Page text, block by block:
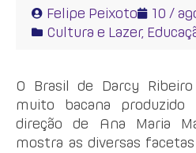
Felipe Peixoto
10 /
Cultura e Lazer,
O Brasil de Darcy
muito bacana
direção de Ana Maria
mostra as diversas